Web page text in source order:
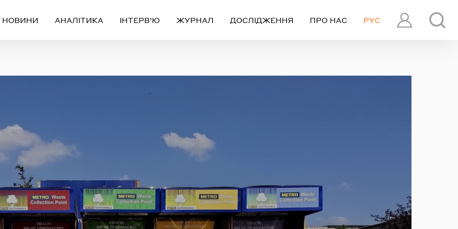
ПРОФІЛЬ
РУС
НОВИНИ АНАЛІТИКА ІНТЕРВ’Ю ЖУРНАЛ ДОСЛІДЖЕННЯ ПРО НАС
FACEBOOK GOOGLE
АБО